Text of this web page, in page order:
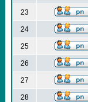
23
24
25
26
27
28